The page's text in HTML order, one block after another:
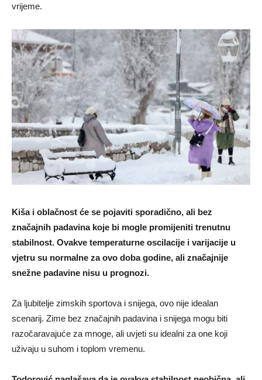
vrijeme.
Kiša i oblačnost će se pojaviti sporadično, ali bez
značajnih padavina koje bi mogle promijeniti trenutnu
stabilnost. Ovakve temperaturne oscilacije i varijacije u
vjetru su normalne za ovo doba godine, ali značajnije
snežne padavine nisu u prognozi.
Za ljubitelje zimskih sportova i snijega, ovo nije idealan
scenarij. Zime bez značajnih padavina i snijega mogu biti
razočaravajuće za mnoge, ali uvjeti su idealni za one koji
uživaju u suhom i toplom vremenu.